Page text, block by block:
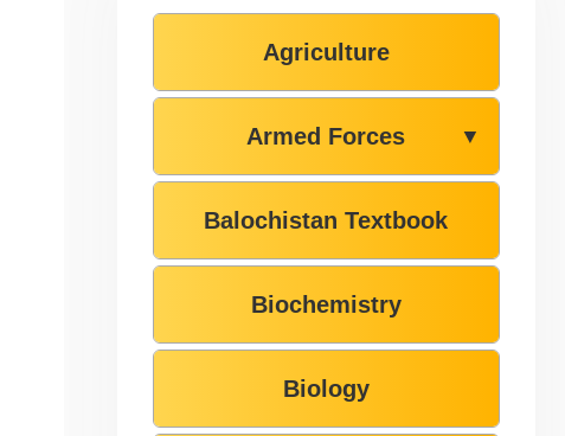
Agriculture
Armed Forces ▼
Balochistan Textbook
Biochemistry
Biology